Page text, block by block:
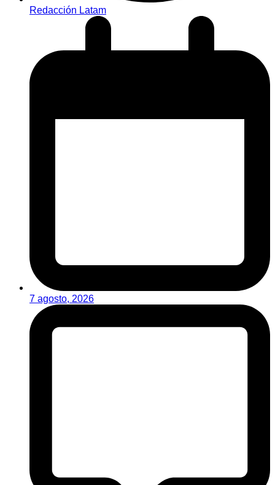
Redacción Latam
7 agosto, 2026